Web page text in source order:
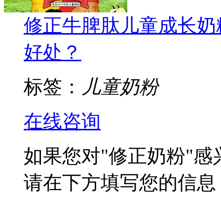
修正牛脾肽儿童成长
好处？
标签： 儿童奶粉
在线咨询
如果您对"修正奶粉"感
请在下方填写您的信